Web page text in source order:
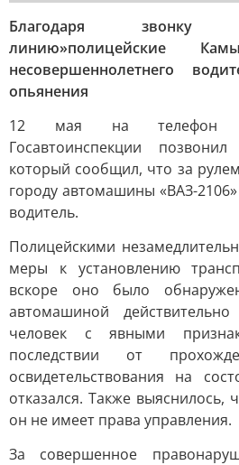
Благодаря
линию»полицейские
несовершеннолетнего
опьянения
12 мая на телефон
Госавтоинспекции
который сообщил, что за
городу автомашины «ВАЗ-
водитель.
Полицейскими
меры к установлению
вскоре оно было
автомашиной
человек с явными
последствии от
освидетельствования на
отказался. Также выяснилось,
он не имеет права управления.
За совершенное